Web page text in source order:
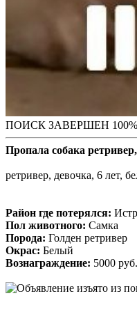
ПОИСК ЗАВЕРШЕН 100%
Пропала собака
ретривер, девочка, 6 лет,
Район где потерялся:
Пол животного: Самка
Порода: Голден ретривер
Окрас: Белый
Вознаграждение: 5000 руб.